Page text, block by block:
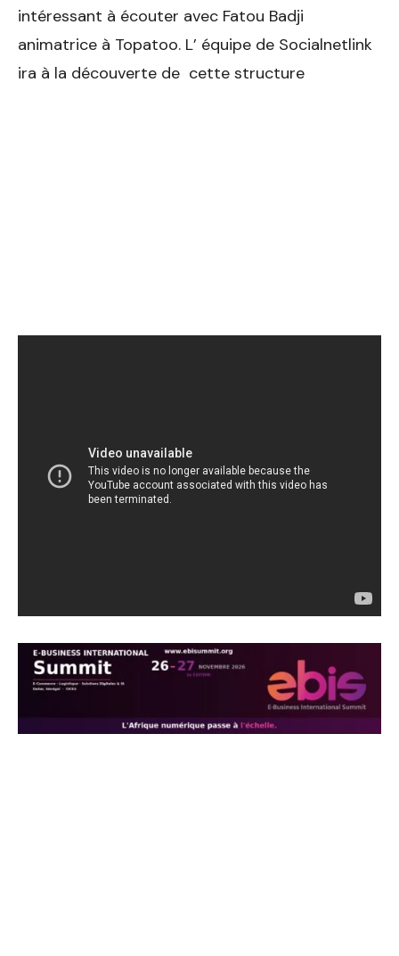
intéressant à écouter avec Fatou Badji
animatrice à Topatoo. L’ équipe de Socialnetlink
ira à la découverte de cette structure